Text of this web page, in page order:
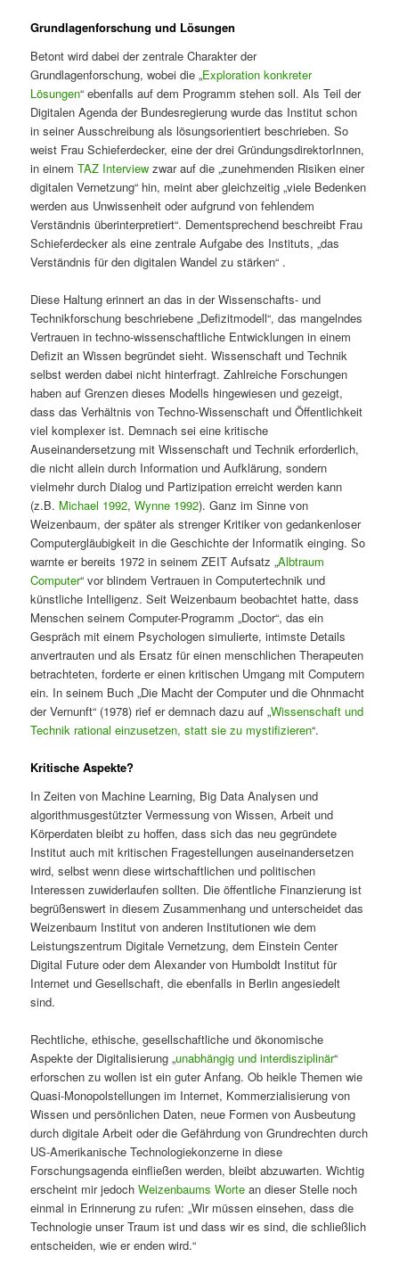
Grundlagenforschung und Lösungen
Betont wird dabei der zentrale Charakter der
Grundlagenforschung, wobei die „Exploration konkreter
Lösungen“ ebenfalls auf dem Programm stehen soll. Als Teil der
Digitalen Agenda der Bundesregierung wurde das Institut schon
in seiner Ausschreibung als lösungsorientiert beschrieben. So
weist Frau Schieferdecker, eine der drei GründungsdirektorInnen,
in einemTAZ Interview zwar auf die „zunehmenden Risiken einer
digitalen Vernetzung“ hin, meint aber gleichzeitig „viele Bedenken
werden aus Unwissenheit oder aufgrund von fehlendem
Verständnis überinterpretiert“. Dementsprechend beschreibt Frau
Schieferdecker als eine zentrale Aufgabe des Instituts, „das
Verständnis für den digitalen Wandel zu stärken“ .
Diese Haltung erinnert an das in der Wissenschafts- und
Technikforschung beschriebene „Defizitmodell“, das mangelndes
Vertrauen in techno-wissenschaftliche Entwicklungen in einem
Defizit an Wissen begründet sieht. Wissenschaft und Technik
selbst werden dabei nicht hinterfragt. Zahlreiche Forschungen
haben auf Grenzen dieses Modells hingewiesen und gezeigt,
dass das Verhältnis von Techno-Wissenschaft und Öffentlichkeit
viel komplexer ist. Demnach sei eine kritische
Auseinandersetzung mit Wissenschaft und Technik erforderlich,
die nicht allein durch Information und Aufklärung, sondern
vielmehr durch Dialog und Partizipation erreicht werden kann
(z.B. Michael 1992,Wynne 1992). Ganz im Sinne von
Weizenbaum, der später als strenger Kritiker von gedankenloser
Computergläubigkeit in die Geschichte der Informatik einging. So
warnte er bereits 1972 in seinem ZEIT Aufsatz „Albtraum
Computer“ vor blindem Vertrauen in Computertechnik und
künstliche Intelligenz. Seit Weizenbaum beobachtet hatte, dass
Menschen seinem Computer-Programm „Doctor“, das ein
Gespräch mit einem Psychologen simulierte, intimste Details
anvertrauten und als Ersatz für einen menschlichen Therapeuten
betrachteten, forderte er einen kritischen Umgang mit Computern
ein. In seinem Buch „Die Macht der Computer und die Ohnmacht
der Vernunft“ (1978) rief er demnach dazu auf „Wissenschaft und
Technik rational einzusetzen, statt sie zu mystifizieren“.
Kritische Aspekte?
In Zeiten von Machine Learning, Big Data Analysen und
algorithmusgestützter Vermessung von Wissen, Arbeit und
Körperdaten bleibt zu hoffen, dass sich das neu gegründete
Institut auch mit kritischen Fragestellungen auseinandersetzen
wird, selbst wenn diese wirtschaftlichen und politischen
Interessen zuwiderlaufen sollten. Die öffentliche Finanzierung ist
begrüßenswert in diesem Zusammenhang und unterscheidet das
Weizenbaum Institut von anderen Institutionen wie dem
Leistungszentrum Digitale Vernetzung, dem Einstein Center
Digital Future oder dem Alexander von Humboldt Institut für
Internet und Gesellschaft, die ebenfalls in Berlin angesiedelt
sind.
Rechtliche, ethische, gesellschaftliche und ökonomische
Aspekte der Digitalisierung „unabhängig und interdisziplinär“
erforschen zu wollen ist ein guter Anfang. Ob heikle Themen wie
Quasi-Monopolstellungen im Internet, Kommerzialisierung von
Wissen und persönlichen Daten, neue Formen von Ausbeutung
durch digitale Arbeit oder die Gefährdung von Grundrechten durch
US-Amerikanische Technologiekonzerne in diese
Forschungsagenda einfließen werden, bleibt abzuwarten. Wichtig
erscheint mir jedochWeizenbaums Worte an dieser Stelle noch
einmal in Erinnerung zu rufen: „Wir müssen einsehen, dass die
Technologie unser Traum ist und dass wir es sind, die schließlich
entscheiden, wie er enden wird.“